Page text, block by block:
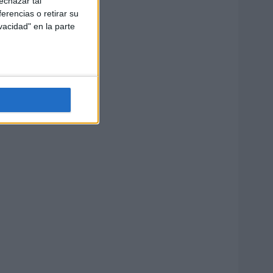
o retirar su
en la parte